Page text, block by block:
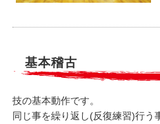
基本稽古
技の基本動作です。
同じ事を繰り返し(反復練習)行う